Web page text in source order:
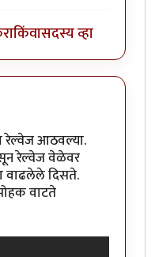
किंवासदस्य व्हा
रेल्वेज आठवल्या.
रेल्वेज वेळेवर
वाढलेले दिसते.
वाटते